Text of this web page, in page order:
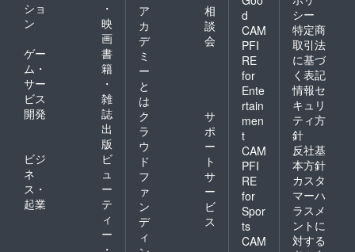
ショ
ン
・
映
画
ゲー
ム・
サー
ビス
開発
書
籍
・
雑
誌
出
版
ビジ
ネ
ス・
起業
ビ
ュ
ー
テ
ィ
ー
ア
カ
デ
ミ
ー
と
は
相
談
会
ク
ラ
ウ
ド
フ
ァ
ン
デ
ィ
サ
ポ
ー
ト
サ
ー
ビ
ス
d
CAM
PFI
RE
for
Ente
rtain
men
t
CAM
PFI
RE
for
Spor
ts
CAM
シー
特定商
取引法
に基づ
く表記
情報セ
キュリ
ティ方
針
反社基
本方針
カスタ
マーハ
ラスメ
ントに
対する